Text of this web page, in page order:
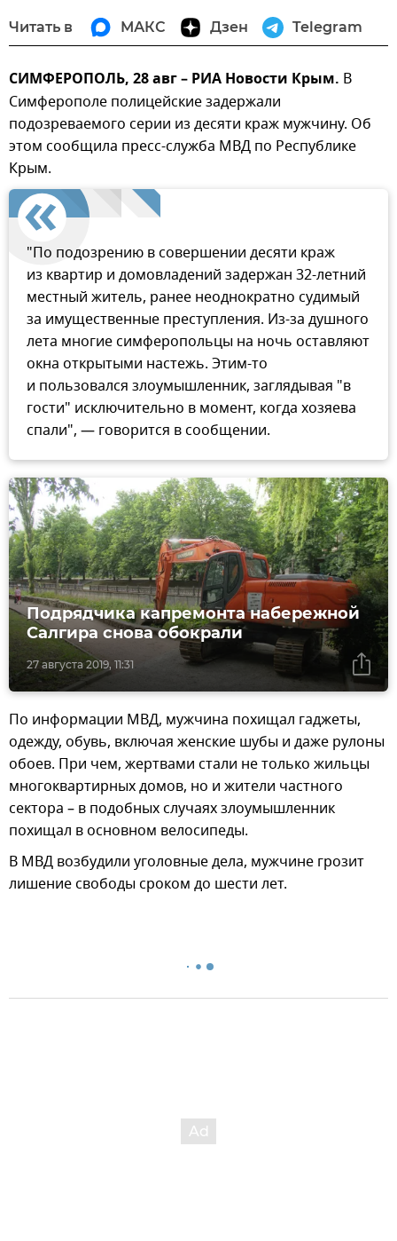
Читать в МАКС Дзен Telegram
СИМФЕРОПОЛЬ, 28 авг – РИА Новости Крым. В
Симферополе полицейские задержали
подозреваемого серии из десяти краж мужчину. Об
этом сообщила пресс-служба МВД по Республике
Крым.
"По подозрению в совершении десяти краж
из квартир и домовладений задержан 32-летний
местный житель, ранее неоднократно судимый
за имущественные преступления. Из-за душного
лета многие симферопольцы на ночь оставляют
окна открытыми настежь. Этим-то
и пользовался злоумышленник, заглядывая "в
гости" исключительно в момент, когда хозяева
спали", — говорится в сообщении.
27 августа 2019, 11:31
Подрядчика капремонта набережной
Салгира снова обокрали
По информации МВД, мужчина похищал гаджеты,
одежду, обувь, включая женские шубы и даже рулоны
обоев. При чем, жертвами стали не только жильцы
многоквартирных домов, но и жители частного
сектора – в подобных случаях злоумышленник
похищал в основном велосипеды.
В МВД возбудили уголовные дела, мужчине грозит
лишение свободы сроком до шести лет.